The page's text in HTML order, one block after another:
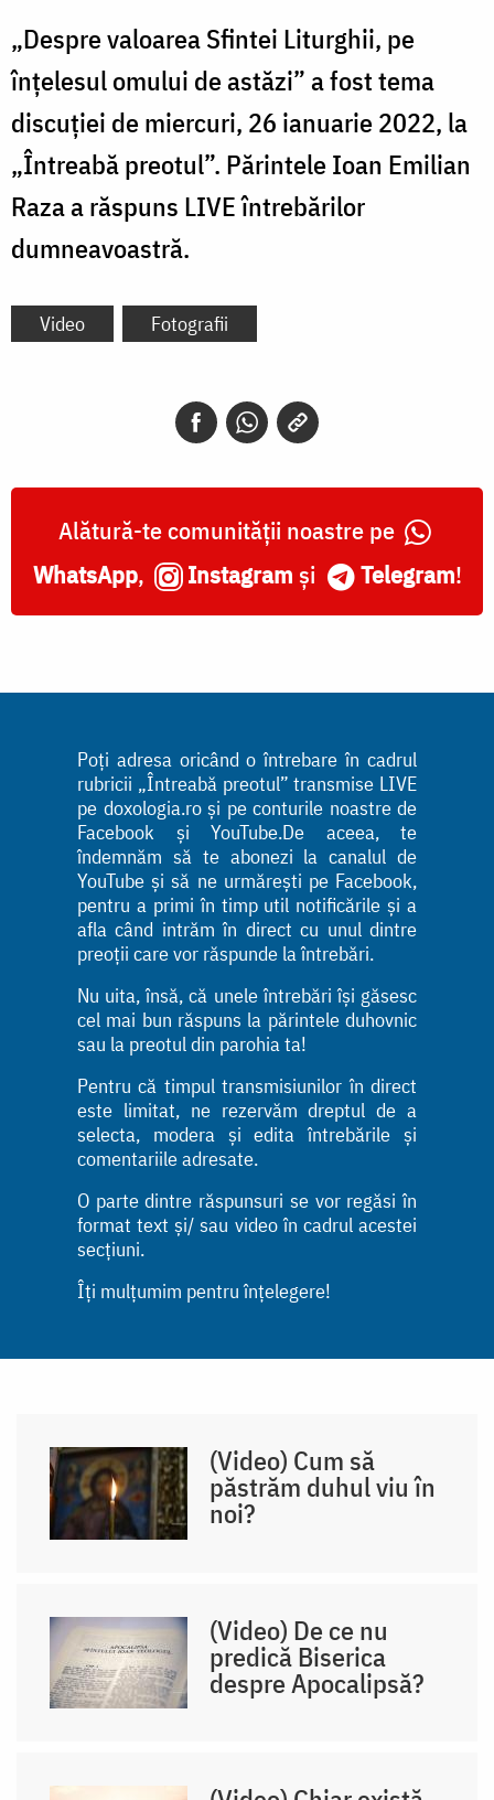
„Despre valoarea Sfintei Liturghii, pe
înțelesul omului de astăzi” a fost tema
discuției de miercuri, 26 ianuarie 2022, la
„Întreabă preotul”. Părintele Ioan Emilian
Raza a răspuns LIVE întrebărilor
dumneavoastră.
Video Fotografii
Alătură-te comunității noastre pe
WhatsApp, Instagram și Telegram!
Poți adresa oricând o întrebare în cadrul
rubricii „Întreabă preotul” transmise LIVE
pe doxologia.ro și pe conturile noastre de
Facebook și YouTube.De aceea, te
îndemnăm să te abonezi la canalul de
YouTube și să ne urmărești pe Facebook,
pentru a primi în timp util notificările și a
afla când intrăm în direct cu unul dintre
preoții care vor răspunde la întrebări.
Nu uita, însă, că unele întrebări își găsesc
cel mai bun răspuns la părintele duhovnic
sau la preotul din parohia ta!
Pentru că timpul transmisiunilor în direct
este limitat, ne rezervăm dreptul de a
selecta, modera și edita întrebările și
comentariile adresate.
O parte dintre răspunsuri se vor regăsi în
format text și/ sau video în cadrul acestei
secțiuni.
Îți mulțumim pentru înțelegere!
(Video) Cum să
păstrăm duhul viu în
noi?
(Video) De ce nu
predică Biserica
despre Apocalipsă?